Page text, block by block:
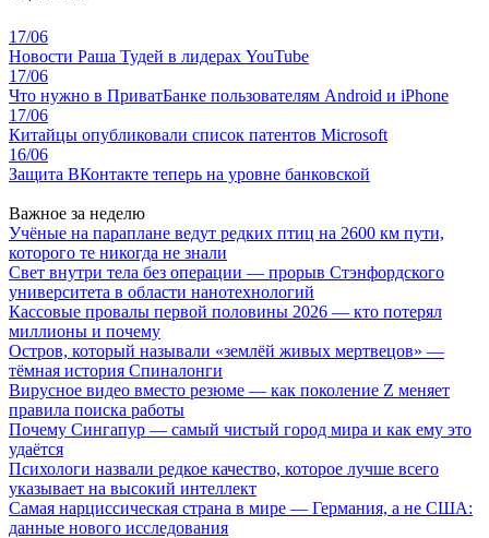
17/06
Новости Раша Тудей в лидерах YouTube
17/06
Что нужно в ПриватБанке пользователям Android и iPhone
17/06
Китайцы опубликовали список патентов Microsoft
16/06
Защита ВКонтакте теперь на уровне банковской
Важное за неделю
Учёные на параплане ведут редких птиц на 2600 км пути,
которого те никогда не знали
Свет внутри тела без операции — прорыв Стэнфордского
университета в области нанотехнологий
Кассовые провалы первой половины 2026 — кто потерял
миллионы и почему
Остров, который называли «землёй живых мертвецов» —
тёмная история Спиналонги
Вирусное видео вместо резюме — как поколение Z меняет
правила поиска работы
Почему Сингапур — самый чистый город мира и как ему это
удаётся
Психологи назвали редкое качество, которое лучше всего
указывает на высокий интеллект
Самая нарциссическая страна в мире — Германия, а не США:
данные нового исследования